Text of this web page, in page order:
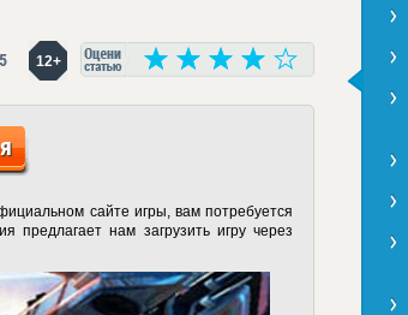
12+
сайте игры, вам потребуется
предлагает нам загрузить игру через